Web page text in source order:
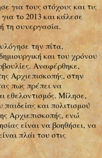
για τους στόχους και τις
το 2013 και κάλεσε
τη συνεργασία.
την πίτα,
και του χρόνου
Αναφέρθηκε,
Αρχιεπισκοπής, στην
πως πρέπει να
εθελοντισμός. Μίλησε,
και πολιτισμού
Αρχιεπισκοπής, ενώ
είναι να βοηθήσει, να
πλάι του στις